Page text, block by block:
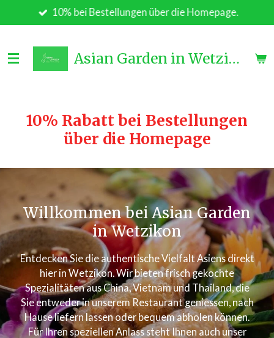
Hauptinhalt
10% bei Bestellungen über die Homepage.
Asian Garden in Wetzikon
10% Rabatt bei Bestellungen
über die Homepage
Willkommen bei Asian Garden
in Wetzikon
Entdecken Sie die authentische Vielfalt Asiens direkt
hier in Wetzikon. Wir bieten frisch gekochte
Spezialitäten aus China, Vietnam und Thailand, die
Sie entweder in unserem Restaurant geniessen, nach
Hause liefern lassen oder bequem abholen können.
Für Ihren speziellen Anlass steht Ihnen auch unser